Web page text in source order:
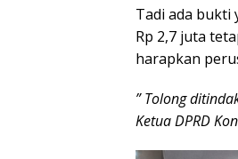
Tadi ada bukti
Rp 2,7 juta
harapkan
” Tolong
Ketua DPRD